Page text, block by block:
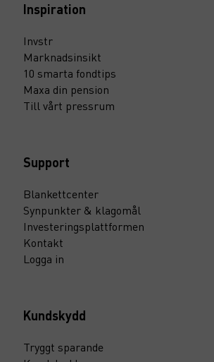
Inspiration
Invstr
Marknadsinsikt
10 smarta fondtips
Maxa din pension
Till vårt pressrum
Support
Blankettcenter
Synpunkter & klagomål
Investeringsplattformen
Kontakt
Logga in
Kundskydd
Tryggt sparande